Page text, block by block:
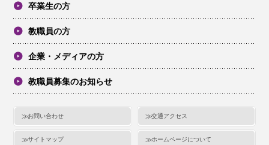
卒業生の方
教職員の方
企業・メディアの方
教職員募集のお知らせ
お問い合わせ 交通アクセス
サイトマップ ホームページについて